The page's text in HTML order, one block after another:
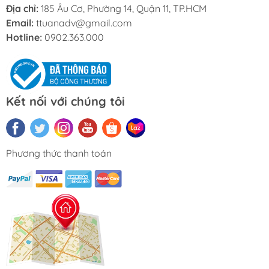
Địa chỉ: 185 Âu Cơ, Phường 14, Quận 11, TP.HCM
Email: ttuanadv@gmail.com
Hotline: 0902.363.000
Kết nối với chúng tôi
Phương thức thanh toán